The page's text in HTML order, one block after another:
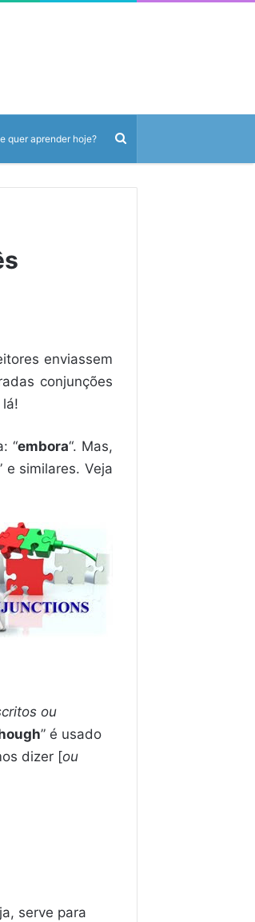
enviassem
conjunções
“embora“. Mas,
e similares. Veja
ou
” é usado
dizer [ou
serve para